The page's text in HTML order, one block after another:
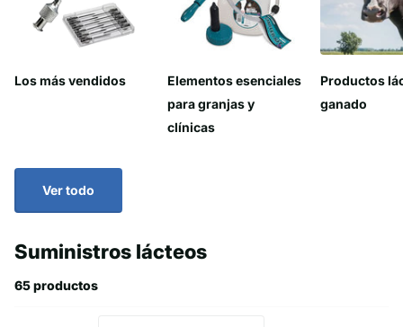
Los más vendidos
Elementos esenciales
para granjas y
clínicas
Productos
ganado
Ver todo
Suministros lácteos
65 productos